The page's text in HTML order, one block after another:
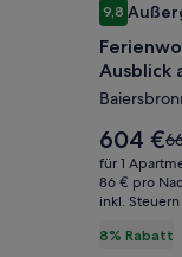
für
am
mit
auf
9,89,8 von
Ausblick
8% Rabatt
Der
Preis
beträgt
604 €.
604 €
für 1
86 € pro
inkl.